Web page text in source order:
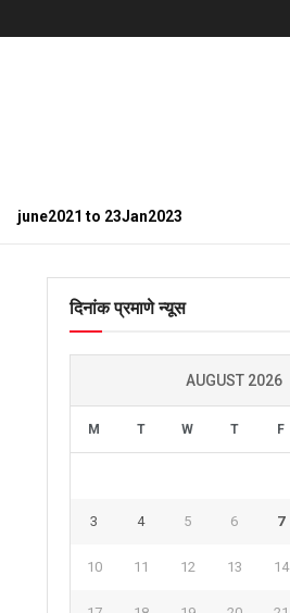
june2021 to 23Jan2023
दिनांक प्रमाणे न्यूस
AUGUST 2026
M T W T F
3 4 5 6 7
10 11 12 13 14